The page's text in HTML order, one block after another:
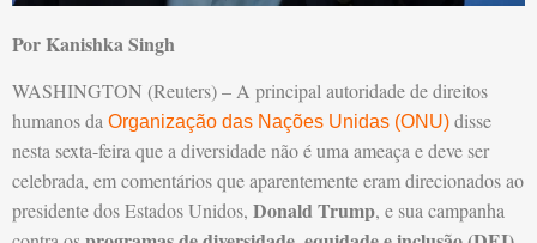
Por Kanishka Singh
WASHINGTON (Reuters) – A principal autoridade de direitos
humanos da Organização das Nações Unidas (ONU) disse
nesta sexta-feira que a diversidade não é uma ameaça e deve ser
celebrada, em comentários que aparentemente eram direcionados ao
presidente dos Estados Unidos, Donald Trump, e sua campanha